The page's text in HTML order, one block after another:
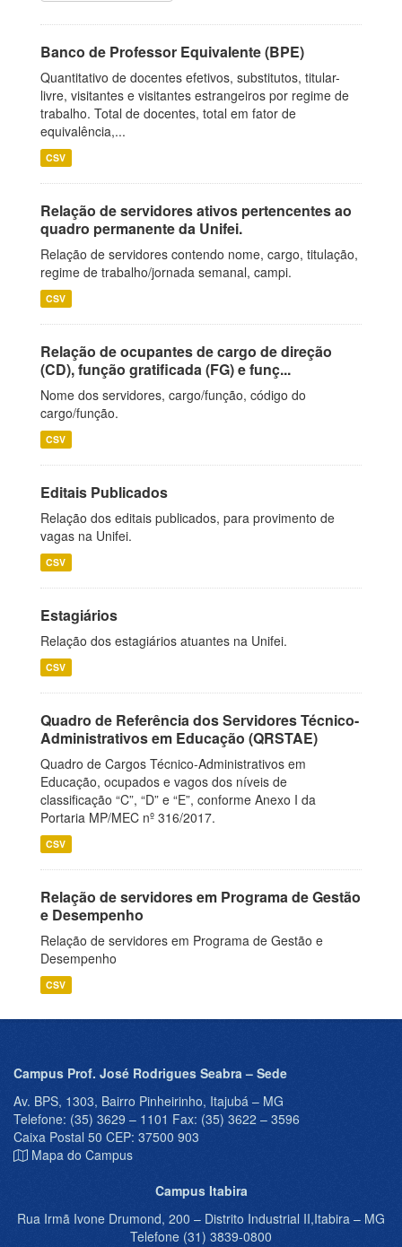
Banco de Professor Equivalente (BPE)
Quantitativo de docentes efetivos, substitutos, titular-
livre, visitantes e visitantes estrangeiros por regime de
trabalho. Total de docentes, total em fator de
equivalência,...
CSV
Relação de servidores ativos pertencentes ao
quadro permanente da Unifei.
Relação de servidores contendo nome, cargo, titulação,
regime de trabalho/jornada semanal, campi.
CSV
Relação de ocupantes de cargo de direção
(CD), função gratificada (FG) e funç...
Nome dos servidores, cargo/função, código do
cargo/função.
CSV
Editais Publicados
Relação dos editais publicados, para provimento de
vagas na Unifei.
CSV
Estagiários
Relação dos estagiários atuantes na Unifei.
CSV
Quadro de Referência dos Servidores Técnico-
Administrativos em Educação (QRSTAE)
Quadro de Cargos Técnico-Administrativos em
Educação, ocupados e vagos dos níveis de
classificação “C”, “D” e “E”, conforme Anexo I da
Portaria MP/MEC nº 316/2017.
CSV
Relação de servidores em Programa de Gestão
e Desempenho
Relação de servidores em Programa de Gestão e
Desempenho
CSV
Campus Prof. José Rodrigues Seabra – Sede
Av. BPS, 1303, Bairro Pinheirinho, Itajubá – MG
Telefone: (35) 3629 – 1101 Fax: (35) 3622 – 3596
Caixa Postal 50 CEP: 37500 903
Mapa do Campus
Campus Itabira
Rua Irmã Ivone Drumond, 200 – Distrito Industrial II,Itabira – MG
Telefone (31) 3839-0800